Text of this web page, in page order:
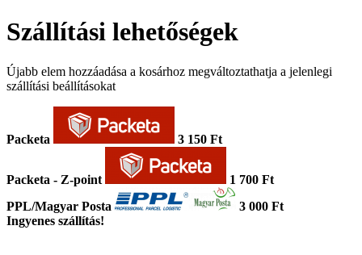
Szállítási lehetőségek
Újabb elem hozzáadása a kosárhoz megváltoztathatja a jelenlegi
szállítási beállításokat
Packeta 3 150 Ft
Packeta - Z-point
1 700 Ft
PPL/Magyar Posta
3 000 Ft
Ingyenes szállítás!